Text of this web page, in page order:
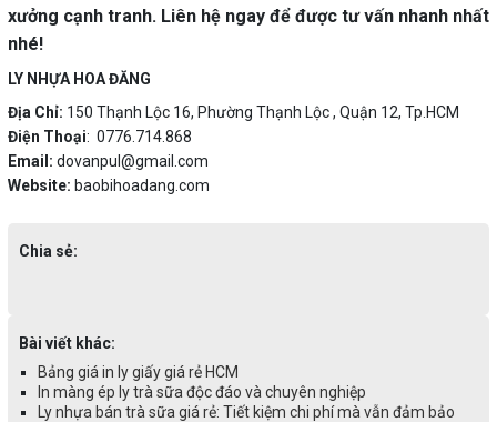
xưởng cạnh tranh. Liên hệ ngay để được tư vấn nhanh nhất
nhé!
LY NHỰA HOA ĐĂNG
Địa Chỉ: 150 Thạnh Lộc 16, Phường Thạnh Lộc , Quận 12, Tp.HCM
Điện Thoại: 0776.714.868
Email: dovanpul@gmail.com
Website: baobihoadang.com
Chia sẻ:
Bài viết khác:
Bảng giá in ly giấy giá rẻ HCM
In màng ép ly trà sữa độc đáo và chuyên nghiệp
Ly nhựa bán trà sữa giá rẻ: Tiết kiệm chi phí mà vẫn đảm bảo